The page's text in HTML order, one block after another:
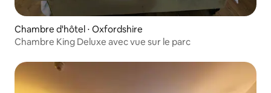
Chambre d'hôtel ⋅ Oxfordshire
Chambre King Deluxe avec vue sur le parc